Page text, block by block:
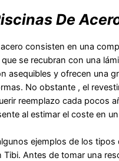
De
consisten en una
se recubran con una
asequibles y ofrecen una
No obstante , el
reemplazo cada pocos
al estimar el coste en
ejemplos de los tipos
Tibi. Antes de tomar una